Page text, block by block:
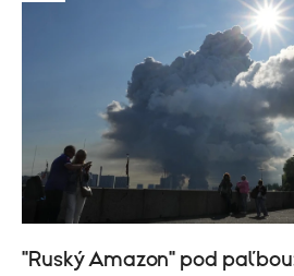
"Ruský Amazon" pod